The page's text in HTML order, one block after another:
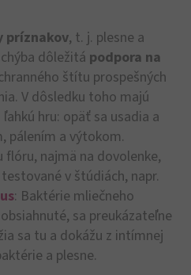
príznakov, t. j. plesne a
dôležitá podpora na
štítu prospešných
V dôsledku toho majú
ľahkú hru: opäť sa usadia a
pálením a výtokom.
najmä na dovolenke,
v štúdiách, napr.
: Baktérie mliečneho
sa preukázateľne
sa tu a dokážu z intímnej
a plesne.